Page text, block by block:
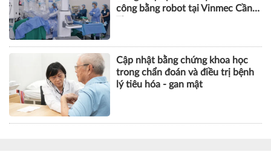
công bằng robot tại Vinmec Cần
Cập nhật bằng chứng khoa học
trong chẩn đoán và điều trị bệnh
lý tiêu hóa - gan mật